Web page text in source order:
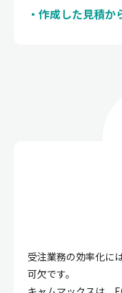
作成した見積か
受注業務の効率化に
可欠です。